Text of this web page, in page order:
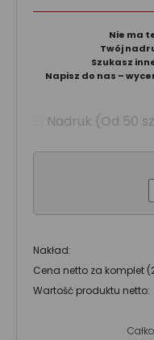
Nie ma
Twój
Szukasz
Napisz do nas –
Nadruk (Od 50
Nakład:
Cena netto za komplet
Wartość produktu netto: